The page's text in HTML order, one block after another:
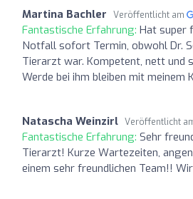
Martina Bachler Veröffentlicht am
Fantastische Erfahrung: Hat super
Notfall sofort Termin, obwohl Dr.
Tierarzt war. Kompetent, nett und
Werde bei ihm bleiben mit meinem
Natascha Weinzirl Veröffentlicht
Fantastische Erfahrung: Sehr
Tierarzt! Kurze Wartezeiten,
einem sehr freundlichen Team!!